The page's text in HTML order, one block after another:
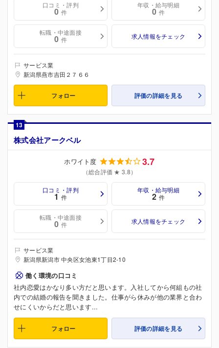
口コミ・評判
0 件
年収・給与明細
0 件
転職・中途面接
0 件 求人情報をチェック
サービス業
新潟県燕市吉田２７６６
フォロー 評価の詳細を見る
13
株式会社アークベル
ホワイト度 3.7
（総合評価 ★ 3.8）
口コミ・評判
1 件
年収・給与明細
2 件
転職・中途面接
0 件 求人情報をチェック
サービス業
新潟県新潟市 中央区女池東1丁目2-10
働く環境の口コミ
社内恋愛はかなり多い方だと思います。入社してから何組もの社
内での結婚の報告を聞きました。仕事がら休みが他の業界と合わ
せにくいからだと思います...
フォロー 評価の詳細を見る